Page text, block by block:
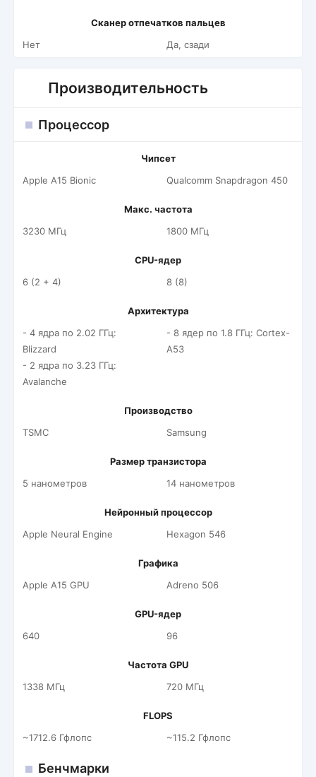
Сканер отпечатков пальцев
Нет
Да, сзади
Производительность
Процессор
Чипсет
Apple A15 Bionic
Qualcomm Snapdragon 450
Макс. частота
3230 МГц
1800 МГц
CPU-ядер
6 (2 + 4)
8 (8)
Архитектура
- 4 ядра по 2.02 ГГц:
Blizzard
- 2 ядра по 3.23 ГГц:
Avalanche
- 8 ядер по 1.8 ГГц: Cortex-
A53
Производство
TSMC
Samsung
Размер транзистора
5 нанометров
14 нанометров
Нейронный процессор
Apple Neural Engine
Hexagon 546
Графика
Apple A15 GPU
Adreno 506
GPU-ядер
640
96
Частота GPU
1338 МГц
720 МГц
FLOPS
~1712.6 Гфлопс
~115.2 Гфлопс
Бенчмарки